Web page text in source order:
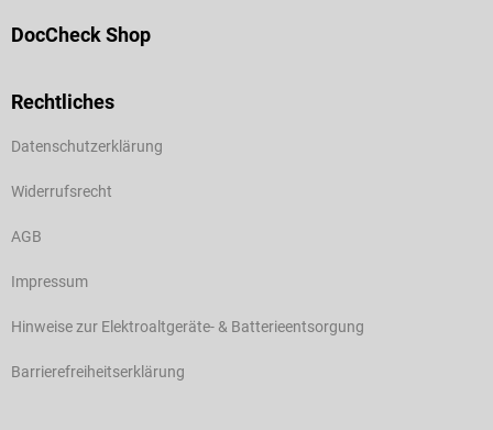
DocCheck Shop
Rechtliches
Datenschutzerklärung
Widerrufsrecht
AGB
Impressum
Hinweise zur Elektroaltgeräte- & Batterieentsorgung
Barrierefreiheitserklärung